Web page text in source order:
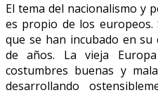
El tema del nacionalismo y
es propio de los europeos.
que se han incubado en
de años. La vieja
costumbres buenas y
desarrollando